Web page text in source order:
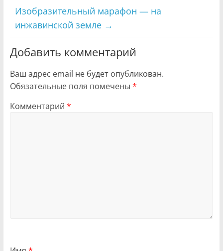
Изобразительный марафон — на
инжавинской земле →
Добавить комментарий
Ваш адрес email не будет опубликован.
Обязательные поля помечены *
Комментарий *